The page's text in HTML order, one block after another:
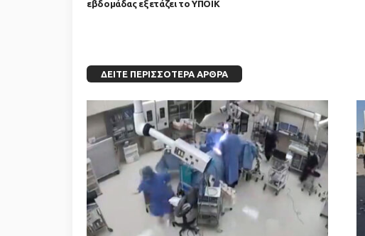
εβδομάδας εξετάζει το ΥΠΟΙΚ
ΔΕΊΤΕ ΠΕΡΙΣΣΌΤΕΡΑ ΆΡΘΡΑ